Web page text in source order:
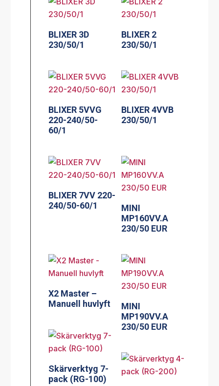
BLIXER 3D
230/50/1
BLIXER 2
230/50/1
BLIXER 5VVG
220-240/50-
60/1
BLIXER 4VVB
230/50/1
BLIXER 7VV 220-
240/50-60/1
MINI
MP160VV.A
230/50 EUR
X2 Master –
Manuell huvlyft
MINI
MP190VV.A
230/50 EUR
Skärverktyg 7-
pack (RG-100)